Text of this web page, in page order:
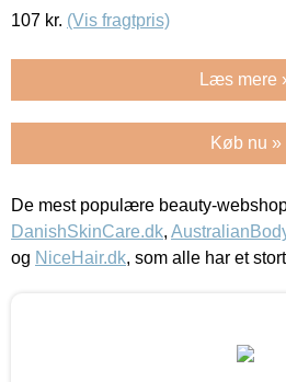
107 kr. (Vis fragtpris)
Læs mere
Køb nu »
De mest populære beauty-
DanishSkinCare.dk,
og NiceHair.dk, som alle har et